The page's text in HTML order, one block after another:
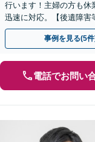
行います！主婦の方も休
迅速に対応。【後遺障害
を！【瓦町駅徒歩2分】
事例を見る(5
電話でお問い